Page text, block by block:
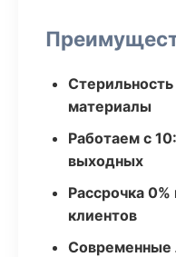
материалы
Работаем с
выходных
Рассрочка
клиентов
Современные